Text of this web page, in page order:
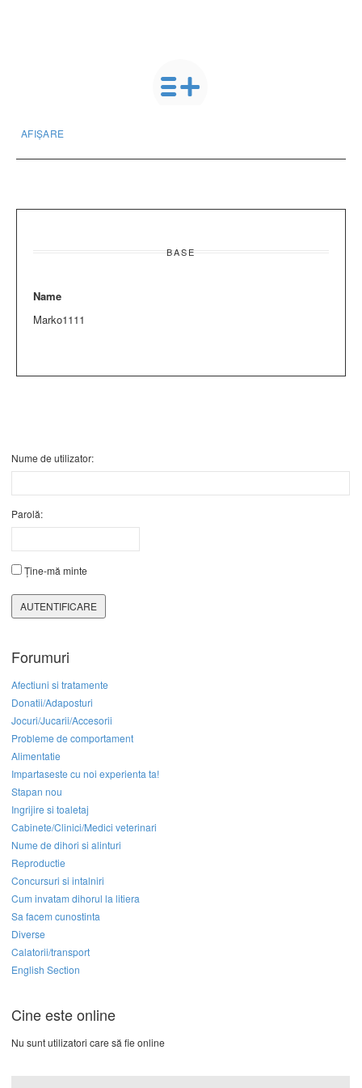
AFIȘARE
BASE
Name
Marko1111
Nume de utilizator:
Parolă:
Ține-mă minte
AUTENTIFICARE
Forumuri
Afectiuni si tratamente
Donatii/Adaposturi
Jocuri/Jucarii/Accesorii
Probleme de comportament
Alimentatie
Impartaseste cu noi experienta ta!
Stapan nou
Ingrijire si toaletaj
Cabinete/Clinici/Medici veterinari
Nume de dihori si alinturi
Reproductie
Concursuri si intalniri
Cum invatam dihorul la litiera
Sa facem cunostinta
Diverse
Calatorii/transport
English Section
Cine este online
Nu sunt utilizatori care să fie online